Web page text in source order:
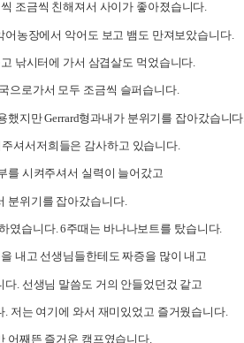
조금씩 친해져서 사이가 좋아졌습니다.
어농장에서 악어도 보고 뱀도 만져보았습니다.
낚시터에 가서 삼겹살도 먹었습니다
으로가서 모두 조금씩 슬퍼습니다.
했지만Gerrard형과내가 분위기를 잡아갔습니다
주셔서저희들은 감사하고 있습니다
를 시켜주셔서 실력이 늘어갔고
분위기를 잡아갔습니다.
였습니다. 6주때는 바나나보트를 탔습니다.
내고 선생님들한테도 짜증을 많이 내고
다. 선생님 말씀도 거의 안들었던겄 같고
저는 여기에 와서 재미있었고 즐거웠습니다.
어째뜬 즐거운 캠프였습니다.